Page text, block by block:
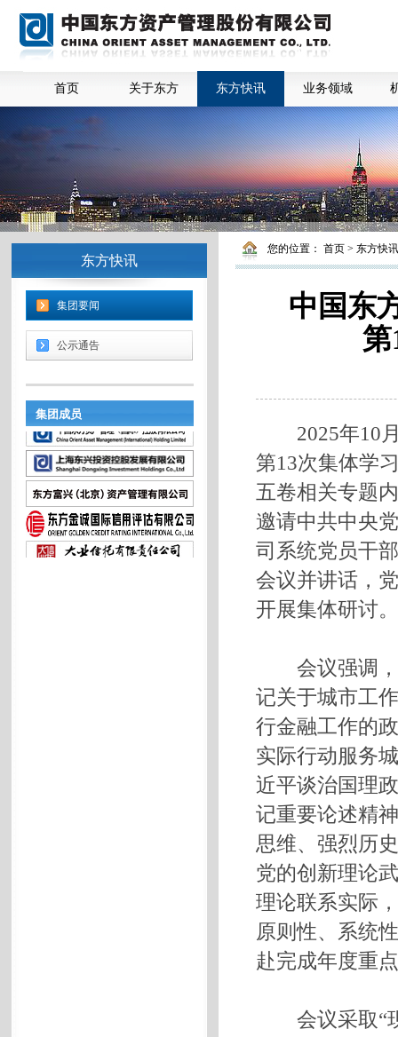
首页 关于东方 东方快讯 业务领域
东方快讯
集团要闻
公示通告
集团成员
您的位置： 首页 > 东方快讯
中国东
第
2025年10月
第13次集体学
五卷相关专题
邀请中共中央
司系统党员干
会议并讲话，
开展集体研讨。
会议强调，
记关于城市工
行金融工作的
实际行动服务
近平谈治国理
记重要论述精
思维、强烈历
党的创新理论
理论联系实际
原则性、系统
赴完成年度重
会议采取“现